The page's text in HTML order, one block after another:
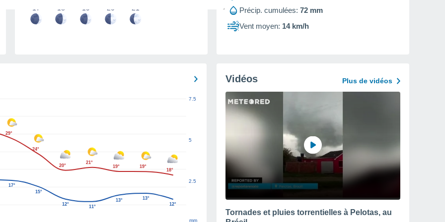
17 18 19 20 21 Précip. cumulées: 72 mm
Vent moyen: 14 km/h
2.5
5
7.5
mm
29°
24°
20°
21°
19°
19°
18°
17°
15°
12° 11°
13°
13°
12°
Vidéos Plus de vidéos
Tornades et pluies torrentielles à Pelotas, au